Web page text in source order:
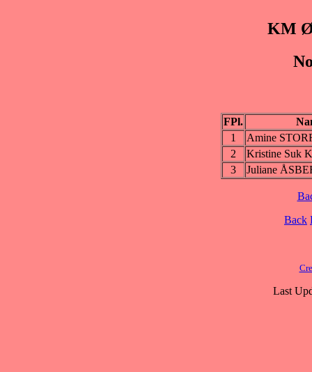
KM
FPl.
1
Amine
2
Kristine Suk
3
Juliane
Back
Last